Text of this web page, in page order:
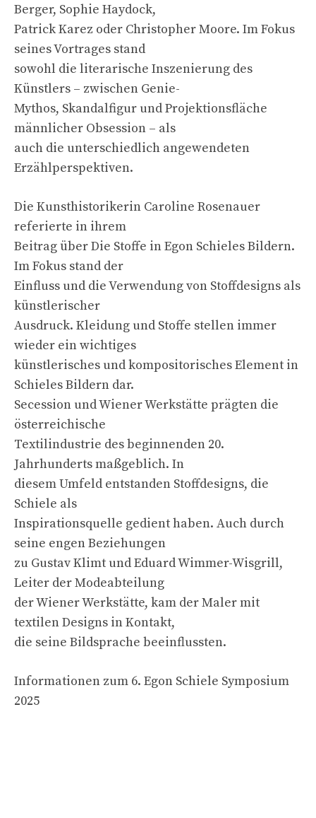
Berger, Sophie Haydock,
Patrick Karez oder Christopher Moore. Im Fokus
seines Vortrages stand
sowohl die literarische Inszenierung des
Künstlers – zwischen Genie-
Mythos, Skandalfigur und Projektionsfläche
männlicher Obsession – als
auch die unterschiedlich angewendeten
Erzählperspektiven.
Die Kunsthistorikerin Caroline Rosenauer
referierte in ihrem
Beitrag über Die Stoffe in Egon Schieles Bildern.
Im Fokus stand der
Einfluss und die Verwendung von Stoffdesigns als
künstlerischer
Ausdruck. Kleidung und Stoffe stellen immer
wieder ein wichtiges
künstlerisches und kompositorisches Element in
Schieles Bildern dar.
Secession und Wiener Werkstätte prägten die
österreichische
Textilindustrie des beginnenden 20.
Jahrhunderts maßgeblich. In
diesem Umfeld entstanden Stoffdesigns, die
Schiele als
Inspirationsquelle gedient haben. Auch durch
seine engen Beziehungen
zu Gustav Klimt und Eduard Wimmer-Wisgrill,
Leiter der Modeabteilung
der Wiener Werkstätte, kam der Maler mit
textilen Designs in Kontakt,
die seine Bildsprache beeinflussten.
Informationen zum 6. Egon Schiele Symposium
2025